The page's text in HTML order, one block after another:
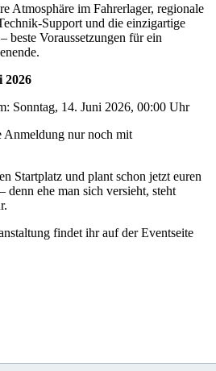
Atmosphäre im Fahrerlager, regionale
Support und die einzigartige
beste Voraussetzungen für ein
2026
Sonntag, 14. Juni 2026, 00:00 Uhr
Anmeldung nur noch mit
Startplatz und plant schon jetzt euren
denn ehe man sich versieht, steht
findet ihr auf der Eventseite